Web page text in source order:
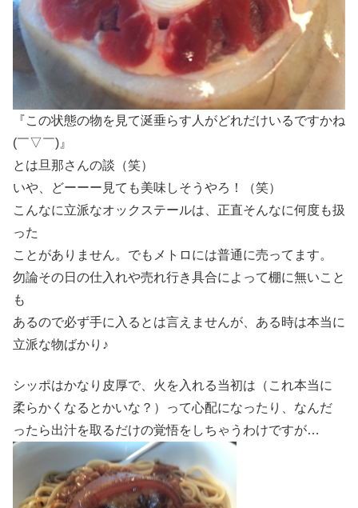
『この状態の物を見て涎垂らす人がどれだけいるですかね
(￣▽￣)』
とは旦那さんの談（笑）
いや、どーーー見ても美味しそうやろ！（笑）
こんなに立派なオックステールは、正直そんなに何度も扱
った
ことがありません。でもメトロには普通に売ってます。
勿論その日の仕入れや売れ行き具合によって棚に無いこと
も
あるので必ず手に入るとは言えませんが、ある時は本当に
立派な物ばかり♪
シッポはかなり皮厚で、火を入れる当初は（これ本当に
柔らかくなるとかいな？）って心配になったり、なんだ
ったら出汁を取るだけの覚悟をしちゃうわけですが…